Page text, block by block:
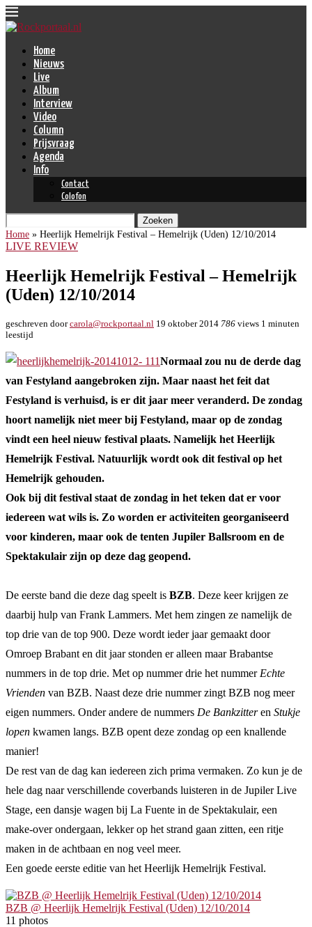
Home
Nieuws
Live
Album
Interview
Video
Column
Prijsvraag
Agenda
Info
Contact
Colofon
Zoeken
Home » Heerlijk Hemelrijk Festival – Hemelrijk (Uden) 12/10/2014
LIVE REVIEW
Heerlijk Hemelrijk Festival – Hemelrijk
(Uden) 12/10/2014
geschreven doorcarola@rockportaal.nl 19 oktober 2014 786 views 1 minuten
leestijd
Normaal zou nu de derde dag
van Festyland aangebroken zijn. Maar naast het feit dat
Festyland is verhuisd, is er dit jaar meer veranderd. De zondag
hoort namelijk niet meer bij Festyland, maar op de zondag
vindt een heel nieuw festival plaats. Namelijk het Heerlijk
Hemelrijk Festival. Natuurlijk wordt ook dit festival op het
Hemelrijk gehouden.
Ook bij dit festival staat de zondag in het teken dat er voor
iedereen wat wils is. Zo worden er activiteiten georganiseerd
voor kinderen, maar ook de tenten Jupiler Ballsroom en de
Spektakulair zijn op deze dag geopend.
De eerste band die deze dag speelt is BZB. Deze keer krijgen ze
daarbij hulp van Frank Lammers. Met hem zingen ze namelijk de
top drie van de top 900. Deze wordt ieder jaar gemaakt door
Omroep Brabant en dit jaar stonden er alleen maar Brabantse
nummers in de top drie. Met op nummer drie het nummer Echte
Vrienden van BZB. Naast deze drie nummer zingt BZB nog meer
eigen nummers. Onder andere de nummers De Bankzitteren Stukje
lopen kwamen langs. BZB opent deze zondag op een knallende
manier!
De rest van de dag kan iedereen zich prima vermaken. Zo kun je de
hele dag naar verschillende coverbands luisteren in de Jupiler Live
Stage, een dansje wagen bij La Fuente in de Spektakulair, een
make-over ondergaan, lekker op het strand gaan zitten, een ritje
maken in de achtbaan en nog veel meer.
Een goede eerste editie van het Heerlijk Hemelrijk Festival.
BZB @ Heerlijk Hemelrijk Festival (Uden) 12/10/2014
11 photos